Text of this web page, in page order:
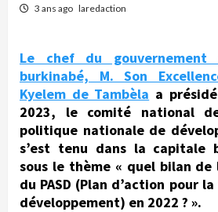
3 ans ago laredaction
Le chef du
burkinabé, M. Son
Kyelem de Tambèla a
2023, le comité national
politique nationale de
s’est tenu dans la capitale
sous le thème « quel bilan de
du PASD (Plan d’action pour
développement) en 2022 ? ».